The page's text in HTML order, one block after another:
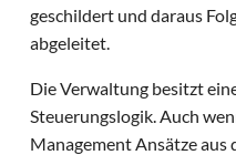
geschildert und daraus
abgeleitet.
Die Verwaltung besitzt
Steuerungslogik. Auch
Management Ansätze